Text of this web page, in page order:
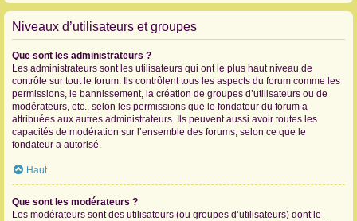
Niveaux d’utilisateurs et groupes
Que sont les administrateurs ?
Les administrateurs sont les utilisateurs qui ont le plus haut niveau de
contrôle sur tout le forum. Ils contrôlent tous les aspects du forum comme les
permissions, le bannissement, la création de groupes d’utilisateurs ou de
modérateurs, etc., selon les permissions que le fondateur du forum a
attribuées aux autres administrateurs. Ils peuvent aussi avoir toutes les
capacités de modération sur l’ensemble des forums, selon ce que le
fondateur a autorisé.
Haut
Que sont les modérateurs ?
Les modérateurs sont des utilisateurs (ou groupes d’utilisateurs) dont le